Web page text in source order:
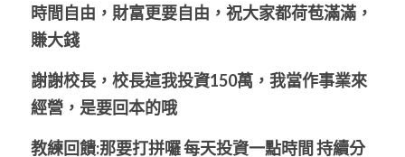
時間自由，財富更要自由，祝大家都荷苞滿滿，
賺大錢
謝謝校長，校長這我投資150萬，我當作事業來
經營，是要回本的哦
教練回饋:那要打拼囉每天投資一點時間 持續分